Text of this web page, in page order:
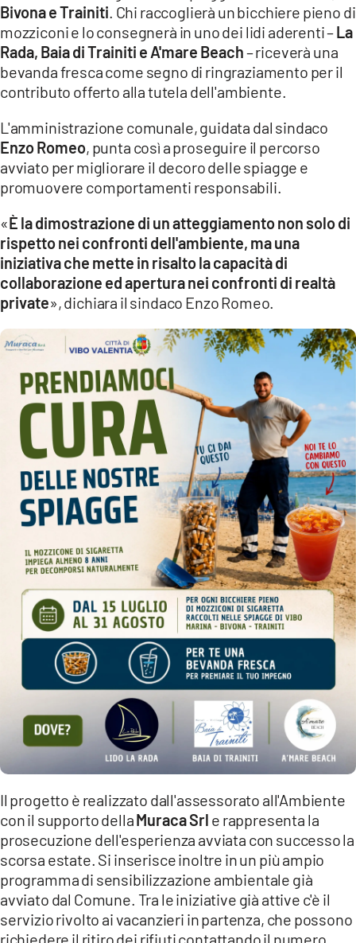
CATANZAROCHANNEL.IT
LACAPITALENEWS.IT
ANDROID
APPLE
Bivona e Trainiti . Chi raccoglierà un bicchiere pieno di
mozziconi e lo consegnerà in uno dei lidi aderenti –La
Rada, Baia di Trainiti e A'mare Beach– riceverà una
bevanda fresca come segno di ringraziamento per il
contributo offerto alla tutela dell'ambiente.
L'amministrazione comunale, guidata dal sindaco
Enzo Romeo, punta così a proseguire il percorso
avviato per migliorare il decoro delle spiagge e
promuovere comportamenti responsabili.
«È la dimostrazione di un atteggiamento non solo di
rispetto nei confronti dell'ambiente, ma una
iniziativa che mette in risalto la capacità di
collaborazione ed apertura nei confronti di realtà
private», dichiara il sindaco Enzo Romeo.
Il progetto è realizzato dall'assessorato all'Ambiente
con il supporto dellaMuraca Srl e rappresenta la
prosecuzione dell'esperienza avviata con successo la
scorsa estate. Si inserisce inoltre in un più ampio
programma di sensibilizzazione ambientale già
avviato dal Comune. Tra le iniziative già attive c'è il
servizio rivolto ai vacanzieri in partenza, che possono
richiedere il ritiro dei rifiuti contattando il numero